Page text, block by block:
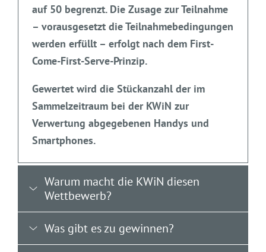
auf 50 begrenzt. Die Zusage zur Teilnahme
– vorausgesetzt die Teilnahmebedingungen
werden erfüllt – erfolgt nach dem First-
Come-First-Serve-Prinzip.
Gewertet wird die Stückanzahlder im
Sammelzeitraum bei der KWiN zur
Verwertung abgegebenen Handys und
Smartphones.
Warum macht die KWiN diesen
Wettbewerb?
Was gibt es zu gewinnen?